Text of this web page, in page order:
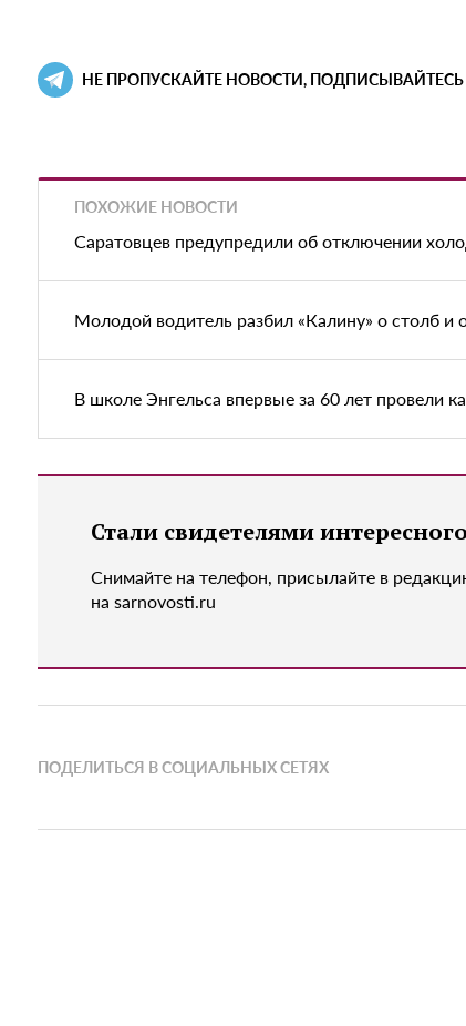
НЕ ПРОПУСКАЙТЕ НОВОСТИ,
ПОХОЖИЕ НОВОСТИ
Саратовцев предупредили об отключении
Молодой водитель разбил «Калину» о столб и
В школе Энгельса впервые за 60 лет провели
Стали свидетелями
Снимайте на телефон, присылайте в
на sarnovosti.ru
ПОДЕЛИТЬСЯ В СОЦИАЛЬНЫХ СЕТЯХ